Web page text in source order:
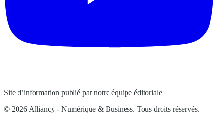
Site d’information publié par notre équipe éditoriale.
© 2026 Alliancy - Numérique & Business. Tous droits réservés.